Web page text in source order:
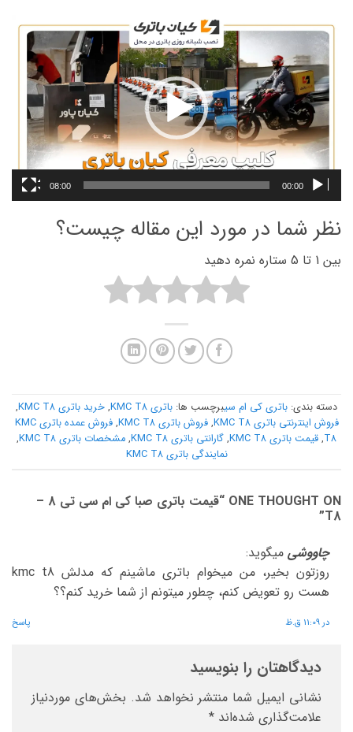
نمایشگر
ویدیو
00:00
08:00
نظر شما در مورد این مقاله چیست؟
بین 1 تا 5 ستاره نمره دهید
دسته بندی: باتری کی ام سیبرچسب ها: باتری KMC T8 , خرید باتری KMC T8
,
فروش اینترنتی باتری KMC T8
,فروش باتری KMC T8 ,
فروش عمده باتری KMC
T8
, قیمت باتری KMC T8 , گارانتی باتری KMC T8 , مشخصات باتری KMC T8
,
نمایندگی باتری KMC T8
ONE THOUGHT ON “ قیمت باتری صبا کی ام سی تی 8 –
T8
”
چاووشی میگوید:
روزتون بخیر، من میخوام باتری ماشینم که مدلش kmc t8
هست رو تعویض کنم، چطور میتونم از شما خرید کنم؟؟
در 11:09 ق.ظ پاسخ
دیدگاهتان را بنویسید
نشانی ایمیل شما منتشر نخواهد شد. بخش‌های موردنیاز
علامت‌گذاری شده‌اند *